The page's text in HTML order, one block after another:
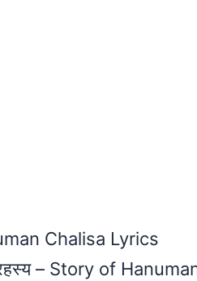
Chalisa Lyrics
रहस्य – Story of